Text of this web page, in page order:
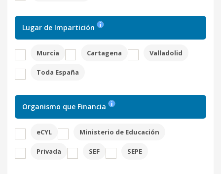
Lugar de Impartición
Murcia Cartagena Valladolid
Toda España
Organismo que Financia
eCYL Ministerio de Educación
Privada SEF SEPE